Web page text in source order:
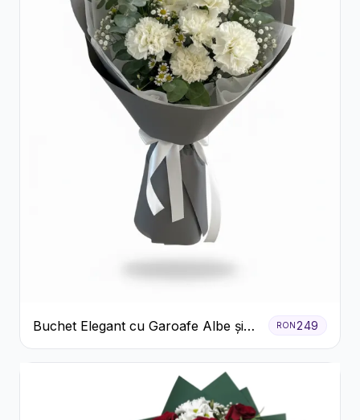
Buchet Elegant cu Garoafe Albe și
Eucalipt
RON249